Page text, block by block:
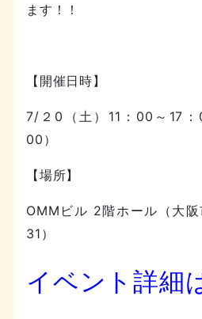
ます！！
【開催日時】
7/２0（土）11：00～17：
00）
【場所】
OMMビル 2階ホール（大
31）
イベント詳細